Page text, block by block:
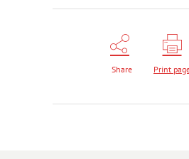
Share Print